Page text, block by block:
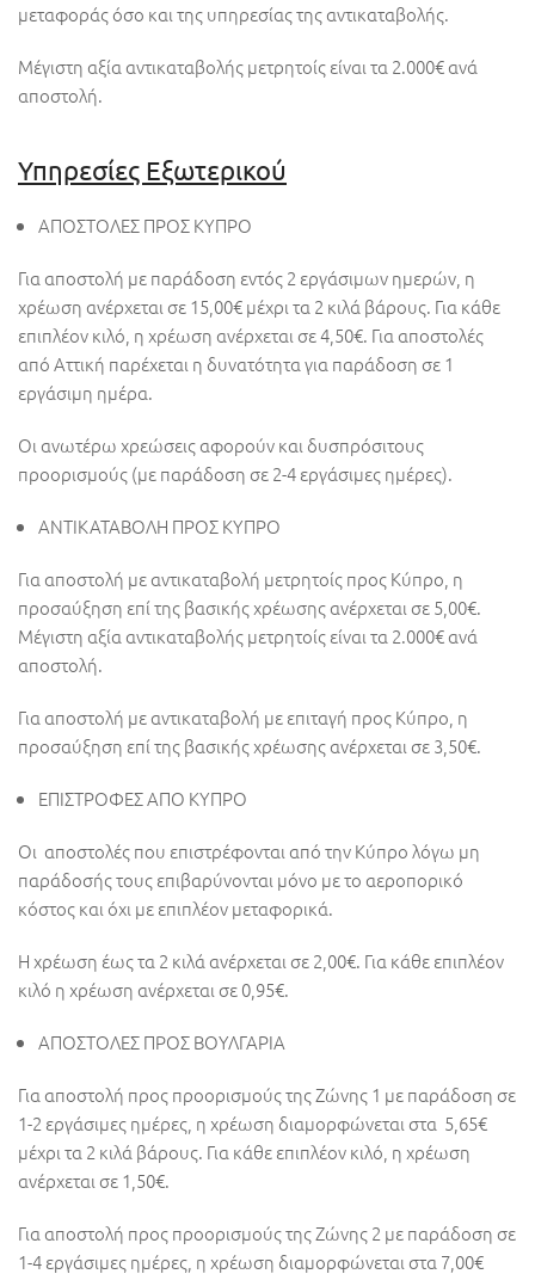
μεταφοράς όσο και της υπηρεσίας της αντικαταβολής.
Μέγιστη αξία αντικαταβολής μετρητοίς είναι τα 2.000€ ανά
αποστολή.
Υπηρεσίες Εξωτερικού
ΑΠΟΣΤΟΛΕΣ ΠΡΟΣ ΚΥΠΡΟ
Για αποστολή με παράδοση εντός 2 εργάσιμων ημερών, η
χρέωση ανέρχεται σε 15,00€ μέχρι τα 2 κιλά βάρους. Για κάθε
επιπλέον κιλό, η χρέωση ανέρχεται σε 4,50€. Για αποστολές
από Αττική παρέχεται η δυνατότητα για παράδοση σε 1
εργάσιμη ημέρα.
Οι ανωτέρω χρεώσεις αφορούν και δυσπρόσιτους
προορισμούς (με παράδοση σε 2-4 εργάσιμες ημέρες).
ΑΝΤΙΚΑΤΑΒΟΛΗ ΠΡΟΣ ΚΥΠΡΟ
Για αποστολή με αντικαταβολή μετρητοίς προς Κύπρο, η
προσαύξηση επί της βασικής χρέωσης ανέρχεται σε 5,00€.
Μέγιστη αξία αντικαταβολής μετρητοίς είναι τα 2.000€ ανά
αποστολή.
Για αποστολή με αντικαταβολή με επιταγή προς Κύπρο, η
προσαύξηση επί της βασικής χρέωσης ανέρχεται σε 3,50€.
ΕΠΙΣΤΡΟΦΕΣ ΑΠΟ ΚΥΠΡΟ
Οι αποστολές που επιστρέφονται από την Κύπρο λόγω μη
παράδοσής τους επιβαρύνονται μόνο με το αεροπορικό
κόστος και όχι με επιπλέον μεταφορικά.
Η χρέωση έως τα 2 κιλά ανέρχεται σε 2,00€. Για κάθε επιπλέον
κιλό η χρέωση ανέρχεται σε 0,95€.
ΑΠΟΣΤΟΛΕΣ ΠΡΟΣ ΒΟΥΛΓΑΡΙΑ
Για αποστολή προς προορισμούς της Ζώνης 1 με παράδοση σε
1-2 εργάσιμες ημέρες, η χρέωση διαμορφώνεται στα 5,65€
μέχρι τα 2 κιλά βάρους. Για κάθε επιπλέον κιλό, η χρέωση
ανέρχεται σε 1,50€.
Για αποστολή προς προορισμούς της Ζώνης 2 με παράδοση σε
1-4 εργάσιμες ημέρες, η χρέωση διαμορφώνεται στα 7,00€